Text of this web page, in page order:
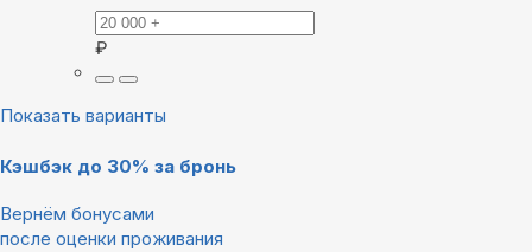
₽
Показать варианты
Кэшбэк до 30% за бронь
Вернём бонусами
после оценки проживания